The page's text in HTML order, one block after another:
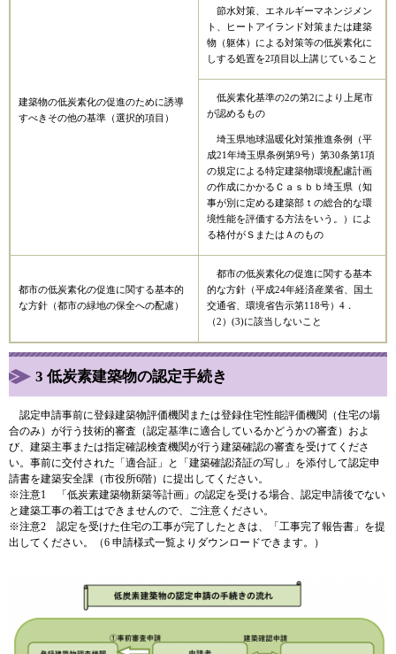
建築物の低炭素化の促進のために誘導
すべきその他の基準（選択的項目）
節水対策、エネルギーマネンジメン
ト、ヒートアイランド対策または建築
物（躯体）による対策等の低炭素化に
しする処置を2項目以上講じていること
低炭素化基準の2の第2により上尾市
が認めるもの
埼玉県地球温暖化対策推進条例（平
成21年埼玉県条例第9号）第30条第1項
の規定による特定建築物環境配慮計画
の作成にかかるＣａｓｂｂ埼玉県（知
事が別に定める建築部ｔの総合的な環
境性能を評価する方法をいう。）によ
る格付がＳまたはＡのもの
都市の低炭素化の促進に関する基本的
な方針（都市の緑地の保全への配慮）
都市の低炭素化の促進に関する基本
的な方針（平成24年経済産業省、国土
交通省、環境省告示第118号）4．
（2）(3)に該当しないこと
3 低炭素建築物の認定手続き
認定申請事前に登録建築物評価機関または登録住宅性能評価機関（住宅の場
合のみ）が行う技術的審査（認定基準に適合しているかどうかの審査）およ
び、建築主事または指定確認検査機関が行う建築確認の審査を受けてくださ
い。事前に交付された「適合証」と「建築確認済証の写し」を添付して認定申
請書を建築安全課（市役所6階）に提出してください。
※注意1 「低炭素建築物新築等計画」の認定を受ける場合、認定申請後でない
と建築工事の着工はできませんので、ご注意ください。
※注意2 認定を受けた住宅の工事が完了したときは、「工事完了報告書」を提
出してください。（6 申請様式一覧よりダウンロードできます。）